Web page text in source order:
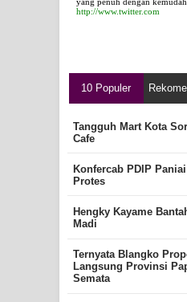
http://www.twitter.com
10 Populer
Tangguh Mart Kota
Cafe
Konfercab PDIP
Protes
Hengky Kayame
Madi
Ternyata Blangko
Langsung Provinsi
Semata